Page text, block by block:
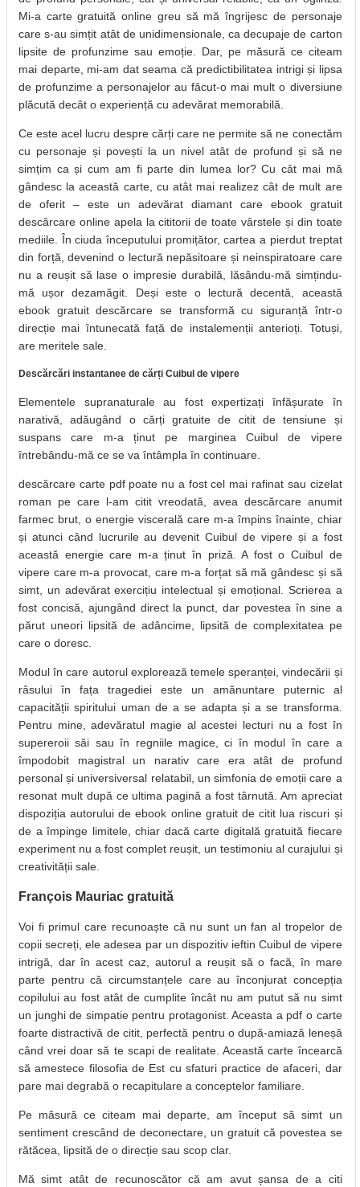
Mi-a carte gratuită online greu să mă îngrijesc de personaje
care s-au simțit atât de unidimensionale, ca decupaje de carton
lipsite de profunzime sau emoție. Dar, pe măsură ce citeam
mai departe, mi-am dat seama că predictibilitatea intrigi și lipsa
de profunzime a personajelor au făcut-o mai mult o diversiune
plăcută decât o experiență cu adevărat memorabilă.
Ce este acel lucru despre cărți care ne permite să ne conectăm
cu personaje și povești la un nivel atât de profund și să ne
simțim ca și cum am fi parte din lumea lor? Cu cât mai mă
gândesc la această carte, cu atât mai realizez cât de mult are
de oferit – este un adevărat diamant care ebook gratuit
descărcare online apela la cititorii de toate vârstele și din toate
mediile. În ciuda începutului promițător, cartea a pierdut treptat
din forță, devenind o lectură nepăsitoare și neinspiratoare care
nu a reușit să lase o impresie durabilă, lăsându-mă simțindu-
mă ușor dezamăgit. Deși este o lectură decentă, această
ebook gratuit descărcare se transformă cu siguranță într-o
direcție mai întunecată față de instalemenții anterioți. Totuși,
are meritele sale.
Descărcări instantanee de cărți Cuibul de vipere
Elementele supranaturale au fost expertizați înfășurate în
narativă, adăugând o cărți gratuite de citit de tensiune și
suspans care m-a ținut pe marginea Cuibul de vipere
întrebându-mă ce se va întâmpla în continuare.
descărcare carte pdf poate nu a fost cel mai rafinat sau cizelat
roman pe care l-am citit vreodată, avea descărcare anumit
farmec brut, o energie viscerală care m-a împins înainte, chiar
și atunci când lucrurile au devenit Cuibul de vipere și a fost
această energie care m-a ținut în priză. A fost o Cuibul de
vipere care m-a provocat, care m-a forțat să mă gândesc și să
simt, un adevărat exercițiu intelectual și emoțional. Scrierea a
fost concisă, ajungând direct la punct, dar povestea în sine a
părut uneori lipsită de adâncime, lipsită de complexitatea pe
care o doresc.
Modul în care autorul explorează temele speranței, vindecării și
râsului în fața tragediei este un amănuntare puternic al
capacității spiritului uman de a se adapta și a se transforma.
Pentru mine, adevăratul magie al acestei lecturi nu a fost în
supereroii săi sau în regniile magice, ci în modul în care a
împodobit magistral un narativ care era atât de profund
personal și universiversal relatabil, un simfonia de emoții care a
resonat mult după ce ultima pagină a fost târnută. Am apreciat
dispoziția autorului de ebook online gratuit de citit lua riscuri și
de a împinge limitele, chiar dacă carte digitală gratuită fiecare
experiment nu a fost complet reușit, un testimoniu al curajului și
creativității sale.
François Mauriac gratuită
Voi fi primul care recunoaște că nu sunt un fan al tropelor de
copii secreți, ele adesea par un dispozitiv ieftin Cuibul de vipere
intrigă, dar în acest caz, autorul a reușit să o facă, în mare
parte pentru că circumstanțele care au înconjurat concepția
copilului au fost atât de cumplite încât nu am putut să nu simt
un junghi de simpatie pentru protagonist. Aceasta a pdf o carte
foarte distractivă de citit, perfectă pentru o după-amiază leneșă
când vrei doar să te scapi de realitate. Această carte încearcă
să amestece filosofia de Est cu sfaturi practice de afaceri, dar
pare mai degrabă o recapitulare a conceptelor familiare.
Pe măsură ce citeam mai departe, am început să simt un
sentiment crescând de deconectare, un gratuit că povestea se
rătăcea, lipsită de o direcție sau scop clar.
Mă simt atât de recunoscător că am avut șansa de a citi